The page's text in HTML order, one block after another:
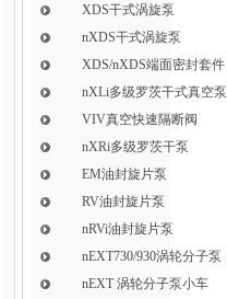
XDS干式涡旋泵
nXDS干式涡旋泵
XDS/nXDS​端面密封套件
nXLi多级罗茨干式真空泵
VIV真空快速隔断阀
nXRi多级罗茨干泵
EM油封旋片泵
RV油封旋片泵
nRVi油封旋片泵
nEXT730/930涡轮分子泵
nEXT 涡轮分子泵小车